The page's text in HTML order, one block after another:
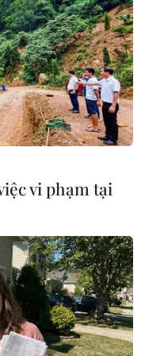
vi phạm tại